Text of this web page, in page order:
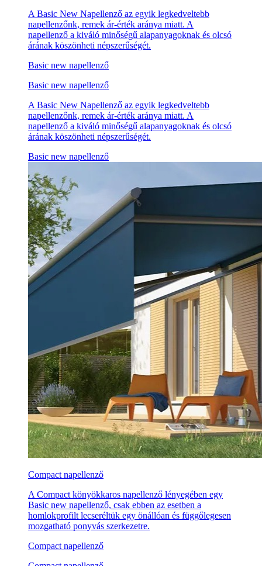
A Basic New Napellenző az egyik legkedveltebb
napellenzőnk, remek ár-érték aránya miatt. A
napellenző a kiváló minőségű alapanyagoknak és olcsó
árának köszönheti népszerűségét.
Basic new napellenző
Basic new napellenző
A Basic New Napellenző az egyik legkedveltebb
napellenzőnk, remek ár-érték aránya miatt. A
napellenző a kiváló minőségű alapanyagoknak és olcsó
árának köszönheti népszerűségét.
Basic new napellenző
Compact napellenző
A Compact könyökkaros napellenző lényegében egy
Basic new napellenző, csak ebben az esetben a
homlokprofilt lecseréltük egy önállóan és függőlegesen
mozgatható ponyvás szerkezetre.
Compact napellenző